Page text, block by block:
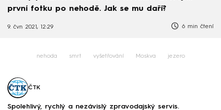
první fotku po nehodě. Jak se mu daří?
9. čvn 2021, 12:29 6 min čtení
nehoda smrt vyšetřování Moskva jezero
ČTK
Spolehlivý, rychlý a nezávislý zpravodajský servis.